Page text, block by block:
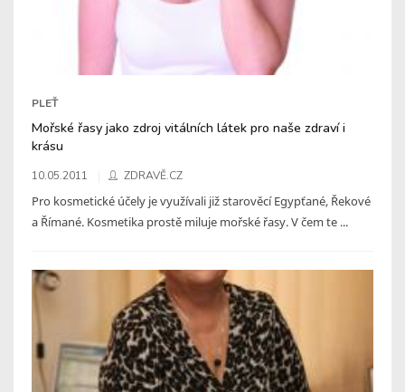
PLEŤ
Mořské řasy jako zdroj vitálních látek pro naše zdraví i
krásu
10.05.2011 ZDRAVĚ.CZ
Pro kosmetické účely je využívali již starověcí Egypťané, Řekové
a Římané. Kosmetika prostě miluje mořské řasy. V čem te ...